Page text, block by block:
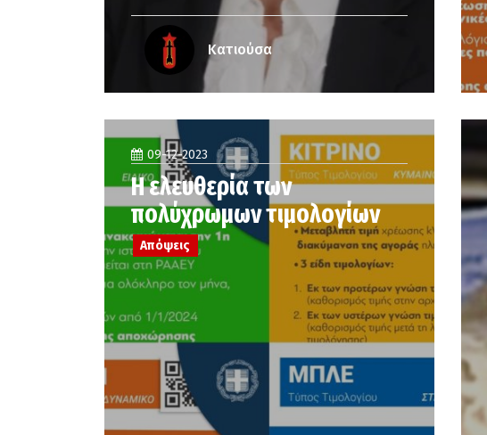
Κατιούσα
09-12-2023
Η ελευθερία των
πολύχρωμων τιμολογίων
Απόψεις